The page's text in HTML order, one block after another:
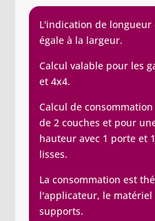
L'indication de
égale à la largeur.
Calcul valable pour les
et 4x4.
Calcul de
de 2 couches et pour
hauteur avec 1 porte et
lisses.
La consommation est
l'applicateur, le
supports.